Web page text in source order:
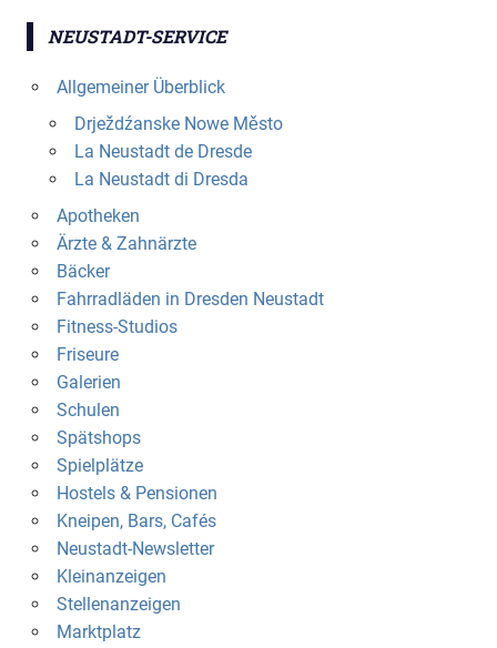
NEUSTADT-SERVICE
Allgemeiner Überblick
Drježdźanske Nowe Město
La Neustadt de Dresde
La Neustadt di Dresda
Apotheken
Ärzte & Zahnärzte
Bäcker
Fahrradläden in Dresden Neustadt
Fitness-Studios
Friseure
Galerien
Schulen
Spätshops
Spielplätze
Hostels & Pensionen
Kneipen, Bars, Cafés
Neustadt-Newsletter
Kleinanzeigen
Stellenanzeigen
Marktplatz